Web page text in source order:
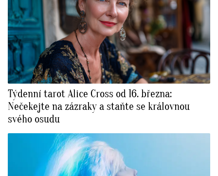
Týdenní tarot Alice Cross od 16. března:
Nečekejte na zázraky a staňte se královnou
svého osudu